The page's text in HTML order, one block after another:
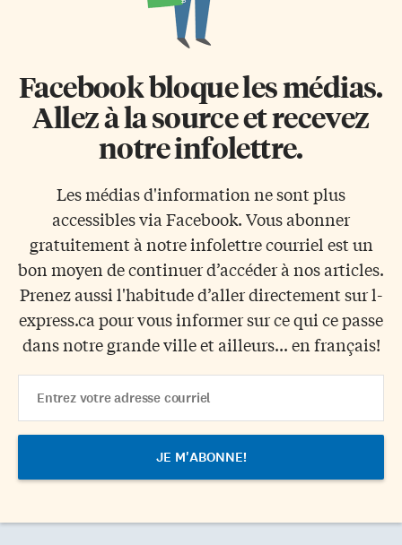
Facebook bloque les médias.
Allez à la source et recevez
notre infolettre.
Les médias d'information ne sont plus
accessibles via Facebook. Vous abonner
gratuitement à notre infolettre courriel est un
bon moyen de continuer d’accéder à nos articles.
Prenez aussi l'habitude d’aller directement sur l-
express.ca pour vous informer sur ce qui ce passe
dans notre grande ville et ailleurs... en français!
Address